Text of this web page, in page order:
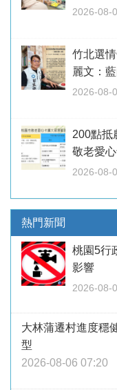
2026-08-
竹北選
麗文：
2026-08-
200點
敬老愛
2026-08-
熱門新聞
桃園5行
影響
2026-08-
大林蒲遷村進度
型
2026-08-06 07:20